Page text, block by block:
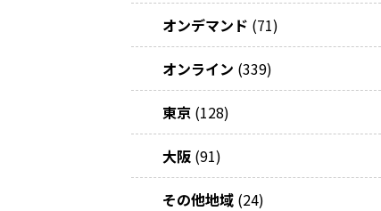
オンデマンド (71)
オンライン (339)
東京 (128)
大阪 (91)
その他地域 (24)